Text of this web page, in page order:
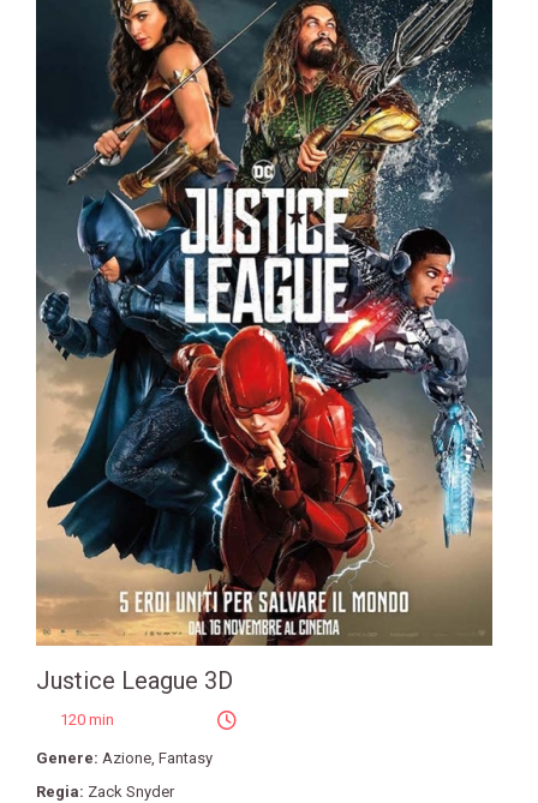
Justice League 3D
120 min
Genere: Azione, Fantasy
Regia: Zack Snyder